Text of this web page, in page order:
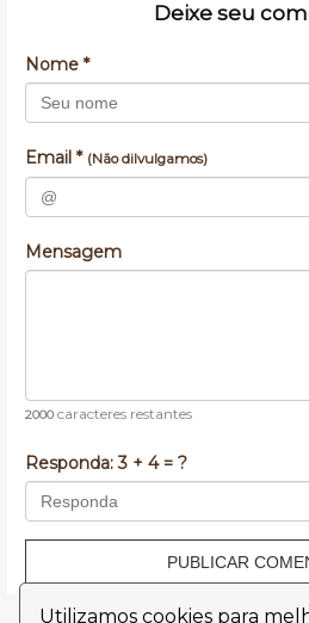
Utilizamos cookies para
Deixe seu
Nome *
Email * (Não dilvulgamos)
Mensagem
2000caracteres restantes
Responda:3 + 4 = ?
PUBLICAR